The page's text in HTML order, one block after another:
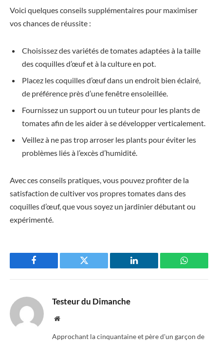
Voici quelques conseils supplémentaires pour maximiser
vos chances de réussite :
Choisissez des variétés de tomates adaptées à la taille
des coquilles d’œuf et à la culture en pot.
Placez les coquilles d’œuf dans un endroit bien éclairé,
de préférence près d’une fenêtre ensoleillée.
Fournissez un support ou un tuteur pour les plants de
tomates afin de les aider à se développer verticalement.
Veillez à ne pas trop arroser les plants pour éviter les
problèmes liés à l’excès d’humidité.
Avec ces conseils pratiques, vous pouvez profiter de la
satisfaction de cultiver vos propres tomates dans des
coquilles d’œuf, que vous soyez un jardinier débutant ou
expérimenté.
Facebook Twitter LinkedIn
Testeur du Dimanche
Website
Approchant la cinquantaine et père d'un garçon de